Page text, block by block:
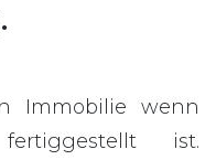
Immobilie wenn
ist.